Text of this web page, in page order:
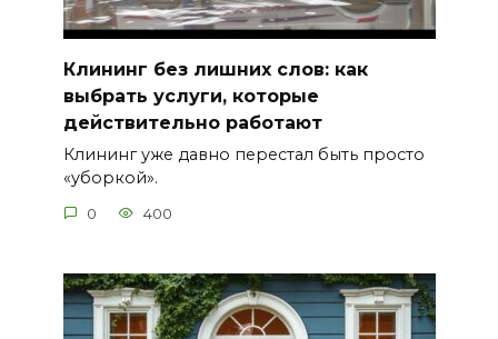
Клининг без лишних слов: как
выбрать услуги, которые
действительно работают
Клининг уже давно перестал быть просто
«уборкой».
0 400